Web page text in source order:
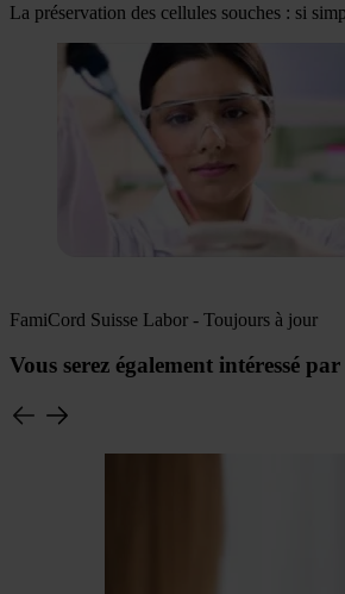
La préservation des cellules souches : si
FamiCord Suisse Labor - Toujours à jour
Vous serez également intéressé par